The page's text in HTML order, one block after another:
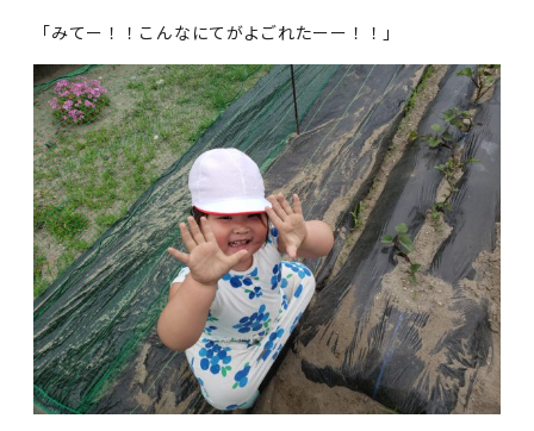
「みてー！！こんなにてがよごれたーー！！」